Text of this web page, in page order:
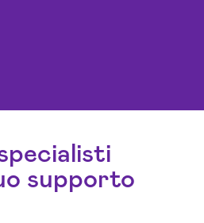
supporto